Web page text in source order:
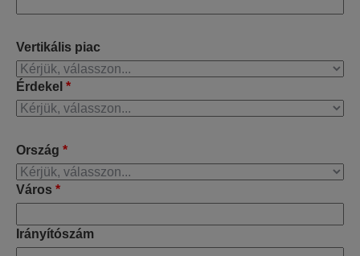
Vertikális piac
Érdekel *
Ország *
Város *
Irányítószám